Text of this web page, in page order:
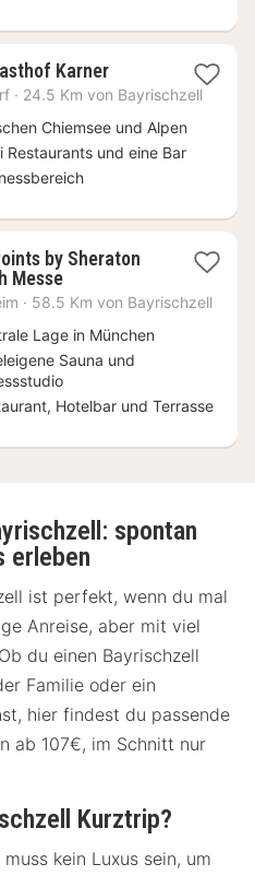
Karner1
Nacht
129
€
· 24.5 Km von Bayrischzell
Chiemsee und Alpen
Restaurants und eine Bar
by Sheraton
Messe2
Nächte
64
€
· 58.5 Km von Bayrischzell
Lage in München
Sauna und
Hotelbar und Terrasse
spontan
erleben
ist perfekt, wenn du mal
Anreise, aber mit viel
du einen Bayrischzell
Familie oder ein
hier findest du passende
ab 107€, im Schnitt nur
Kurztrip?
kein Luxus sein, um